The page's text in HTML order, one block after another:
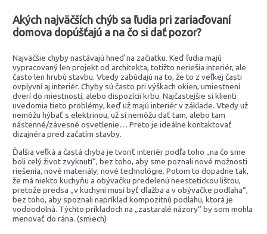
Akých najväčších chýb sa ľudia pri zariaďovaní
domova dopúšťajú a na čo si dať pozor?
Najväčšie chyby nastávajú hneď na začiatku. Keď ľudia majú
vypracovaný len projekt od architekta, totižto neriešia interiér, ale
často len hrubú stavbu. Vtedy zabúdajú na to, že to z veľkej časti
ovplyvní aj interiér. Chyby sú často pri výškach okien, umiestnení
dverí do miestností, alebo dispozícii krbu. Najčastejšie si klienti
uvedomia tieto problémy, keď už majú interiér v základe. Vtedy už
nemôžu hýbať s elektrinou, už si nemôžu dať tam, alebo tam
nástenné/závesné osvetlenie… Preto je ideálne kontaktovať
dizajnéra pred začatím stavby.
Ďalšia veľká a častá chyba je tvoriť interiér podľa toho „na čo sme
boli celý život zvyknutí“, bez toho, aby sme poznali nové možnosti
riešenia, nové materiály, nové technológie. Potom to dopadne tak,
že má niekto kuchyňu a obývačku predelenú neestetickou lištou,
pretože predsa „v kuchyni musí byť dlažba a v obývačke podlaha“,
bez toho, aby spoznali napríklad kompozitnú podlahu, ktorá je
vodoodolná. Týchto príkladoch na „zastaralé názory“ by som mohla
menovať do rána. (smiech)